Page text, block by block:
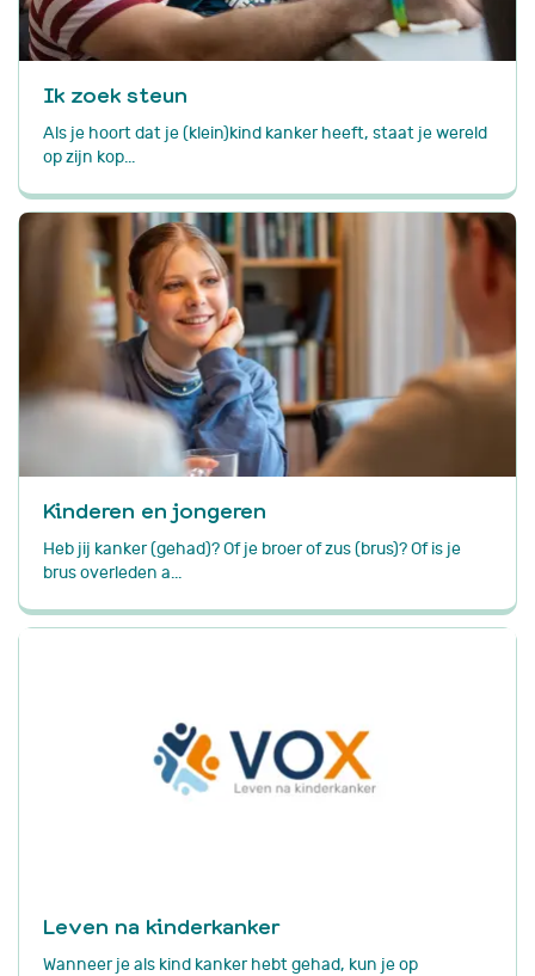
Ik zoek steun
Als je hoort dat je (klein)kind kanker heeft, staat je wereld
op zijn kop...
Kinderen en jongeren
Heb jij kanker (gehad)? Of je broer of zus (brus)? Of is je
brus overleden a...
Leven na kinderkanker
Wanneer je als kind kanker hebt gehad, kun je op